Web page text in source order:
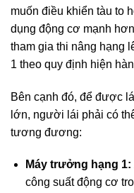
muốn điều khiển tàu to
dụng động cơ mạnh
tham gia thi nâng hạng
1 theo quy định hiện
Bên cạnh đó, để được
lớn, người lái phải có
tương đương:
Máy trưởng hạng 1:
công suất động cơ